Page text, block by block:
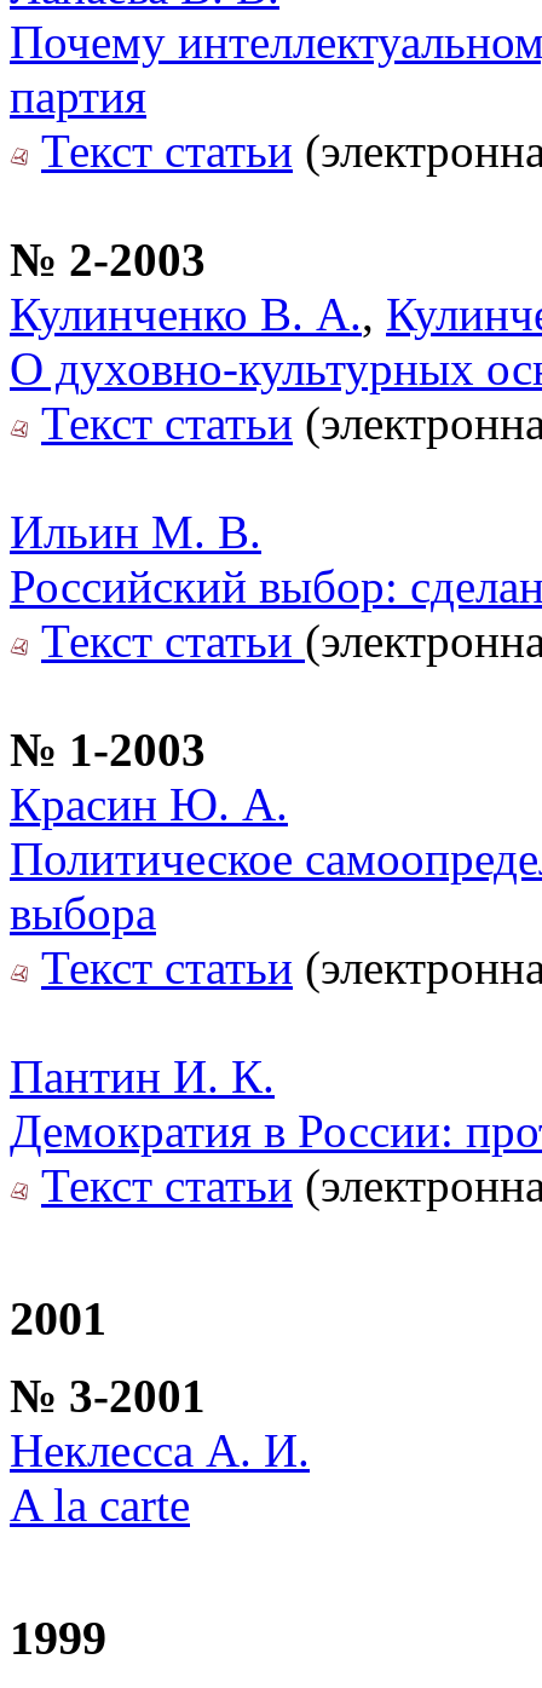
Почему
партия
Текст статьи
№ 2-2003
Кулинченко В. А.,
О духовно-культурных
Текст статьи
Ильин М. В.
Российский выбор:
Текст статьи
№ 1-2003
Красин Ю. А.
Политическое
выбора
Текст статьи
Пантин И. К.
Демократия в России:
Текст статьи
2001
№ 3-2001
Неклесса А. И.
A la carte
1999